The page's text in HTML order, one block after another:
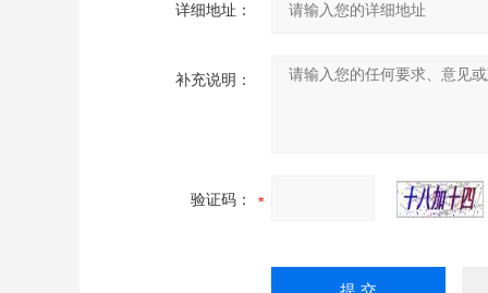
详细地址：
补充说明：
验证码：